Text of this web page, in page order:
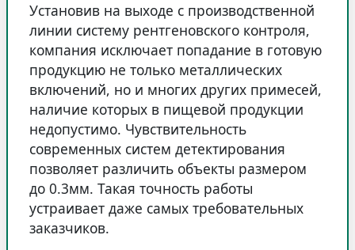
Установив на выходе с производственной
линии систему рентгеновского контроля,
компания исключает попадание в готовую
продукцию не только металлических
включений, но и многих других примесей,
наличие которых в пищевой продукции
недопустимо. Чувствительность
современных систем детектирования
позволяет различить объекты размером
до 0.3мм. Такая точность работы
устраивает даже самых требовательных
заказчиков.